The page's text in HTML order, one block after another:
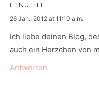
L'INUTILE
says:
26 Jan., 2012 at 11:10 a.m.
Ich liebe deinen Blog,
auch ein Herzchen von
Antworten